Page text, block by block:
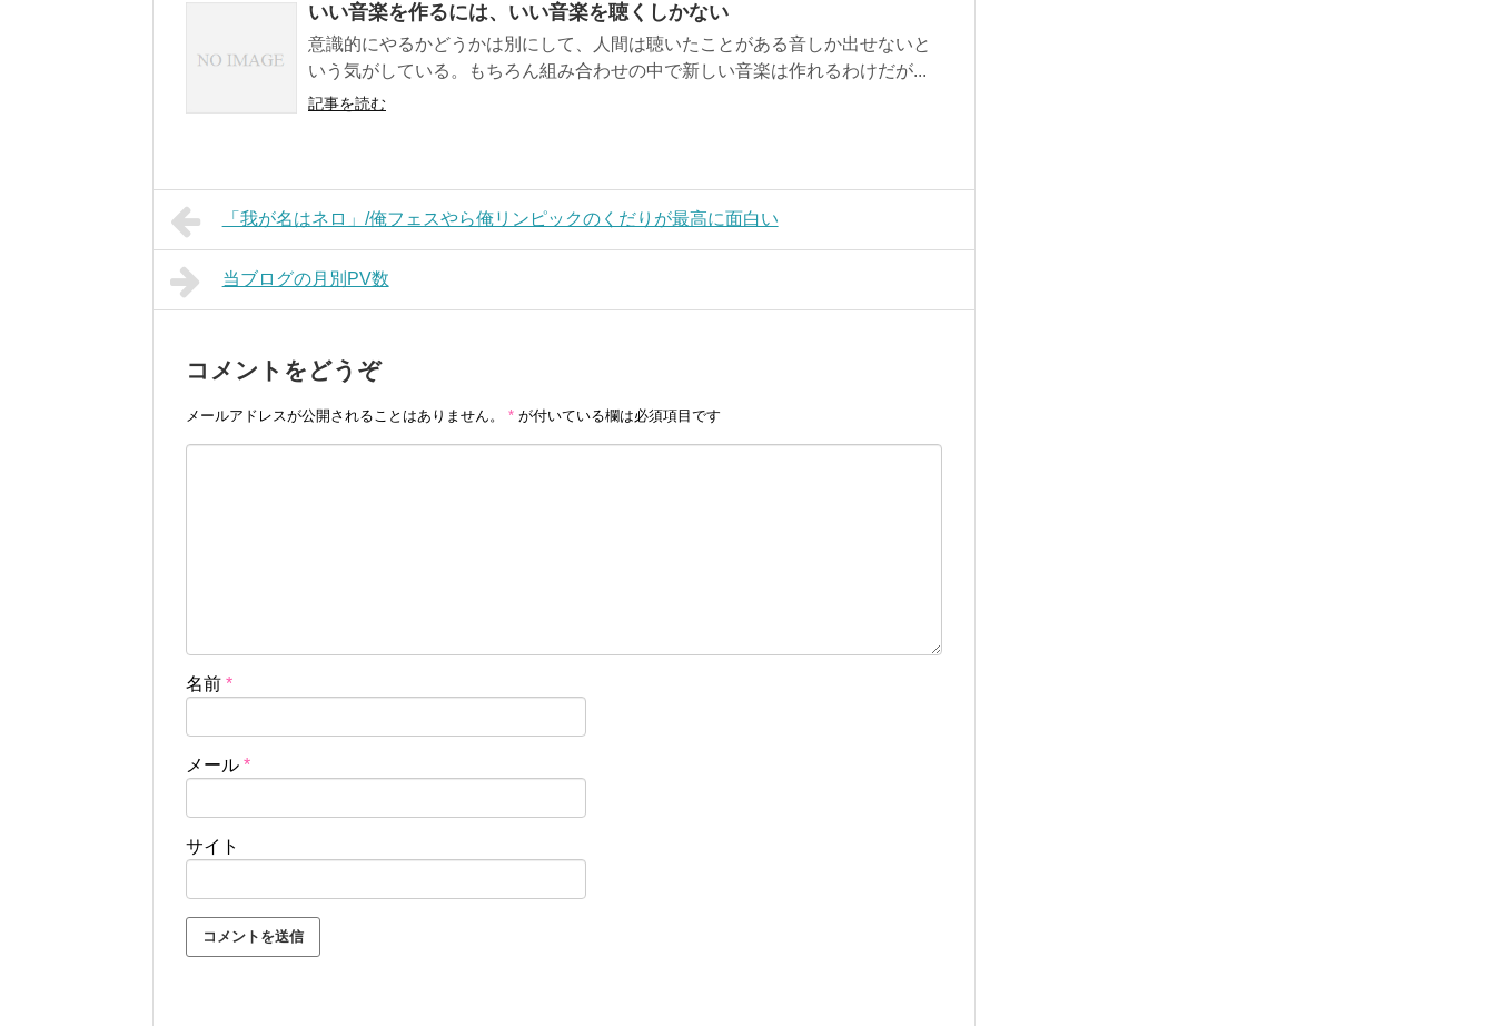
いい音楽を作るには、いい音楽を聴くしかない
意識的にやるかどうかは別にして、人間は聴いたことがある音しか出せないと
いう気がしている。もちろん組み合わせの中で新しい音楽は作れるわけだが...
記事を読む
「我が名はネロ」/俺フェスやら俺リンピックのくだりが最高に面白い
当ブログの月別PV数
コメントをどうぞ
メールアドレスが公開されることはありません。 * が付いている欄は必須項目です
名前 *
メール *
サイト